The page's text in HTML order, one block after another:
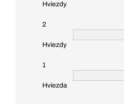
Hviezdy
2
Hviezdy
1
Hviezda